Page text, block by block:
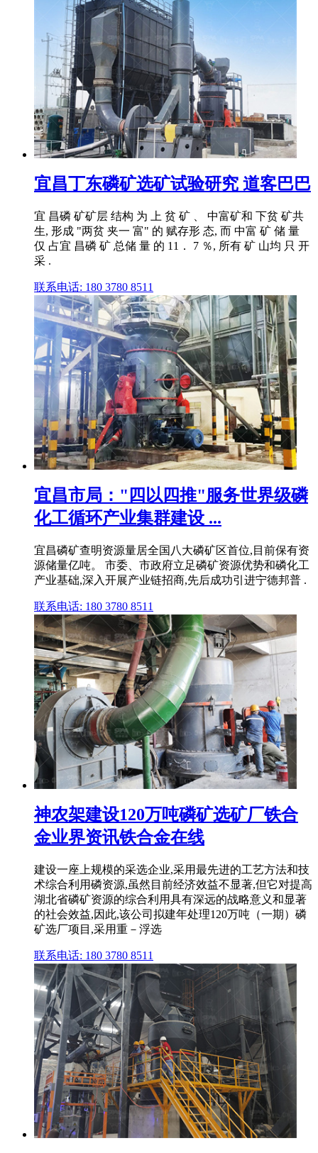
宜昌丁东磷矿选矿试验研究 道客巴巴
宜 昌磷 矿矿层 结构 为 上 贫 矿 、 中富矿和 下贫 矿共
生, 形成 "两贫 夹一 富" 的 赋存形 态, 而 中富 矿 储 量
仅 占宜 昌磷 矿 总储 量 的 11． 7 ％, 所有 矿 山均 只 开
采 .
联系电话: 180 3780 8511
宜昌市局："四以四推"服务世界级磷
化工循环产业集群建设 ...
宜昌磷矿查明资源量居全国八大磷矿区首位,目前保有资
源储量亿吨。 市委、市政府立足磷矿资源优势和磷化工
产业基础,深入开展产业链招商,先后成功引进宁德邦普 .
联系电话: 180 3780 8511
神农架建设120万吨磷矿选矿厂铁合
金业界资讯铁合金在线
建设一座上规模的采选企业,采用最先进的工艺方法和技
术综合利用磷资源,虽然目前经济效益不显著,但它对提高
湖北省磷矿资源的综合利用具有深远的战略意义和显著
的社会效益,因此,该公司拟建年处理120万吨（一期）磷
矿选厂项目,采用重－浮选
联系电话: 180 3780 8511